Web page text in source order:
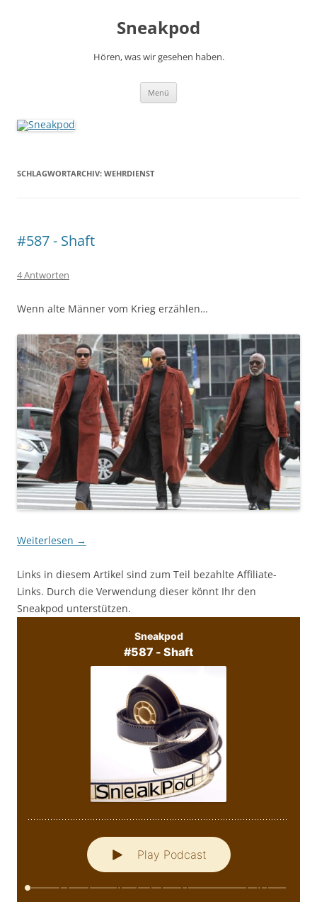
Sneakpod
Hören, was wir gesehen haben.
Menü
SCHLAGWORTARCHIV: WEHRDIENST
#587 - Shaft
4 Antworten
Wenn alte Männer vom Krieg erzählen…
Weiterlesen →
Links in diesem Artikel sind zum Teil bezahlte Affiliate-
Links. Durch die Verwendung dieser könnt Ihr den
Sneakpod unterstützen.